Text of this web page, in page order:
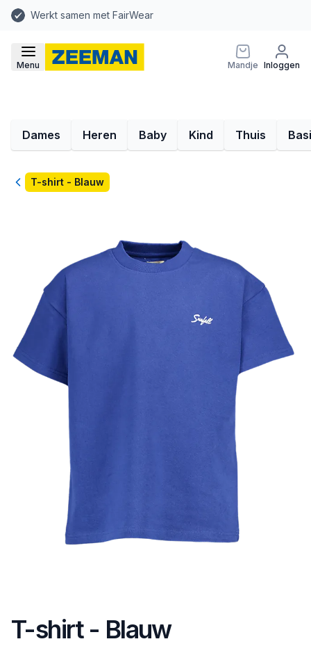
Werkt samen met FairWear
Menu Mandje Inloggen
Dames Heren Baby Kind Thuis
TerugT-shirt - Blauw
T-shirt - Blauw